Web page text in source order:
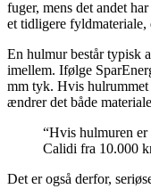
fuger, mens det andet
et tidligere fyldmateriale,
En hulmur består typisk
imellem. Ifølge
mm tyk. Hvis
ændrer det både
“Hvis hulmuren er
Calidi fra 10.000
Det er også derfor,